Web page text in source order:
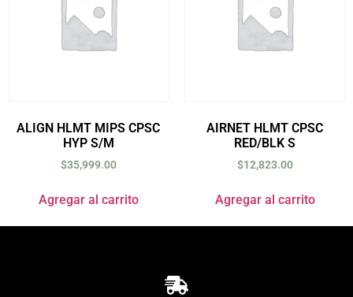
ALIGN HLMT MIPS CPSC
HYP S/M
$35,999.00
Agregar al carrito
AIRNET HLMT CPSC
RED/BLK S
$12,823.00
Agregar al carrito